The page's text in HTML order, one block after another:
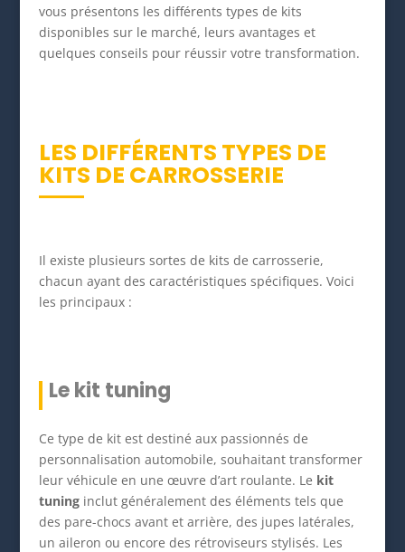
vous présentons les différents types de kits
disponibles sur le marché, leurs avantages et
quelques conseils pour réussir votre transformation.
LES DIFFÉRENTS TYPES DE
KITS DE CARROSSERIE
Il existe plusieurs sortes de kits de carrosserie,
chacun ayant des caractéristiques spécifiques. Voici
les principaux :
Le kit tuning
Ce type de kit est destiné aux passionnés de
personnalisation automobile, souhaitant transformer
leur véhicule en une œuvre d’art roulante. Le kit
tuninginclut généralement des éléments tels que
des pare-chocs avant et arrière, des jupes latérales,
un aileron ou encore des rétroviseurs stylisés. Les